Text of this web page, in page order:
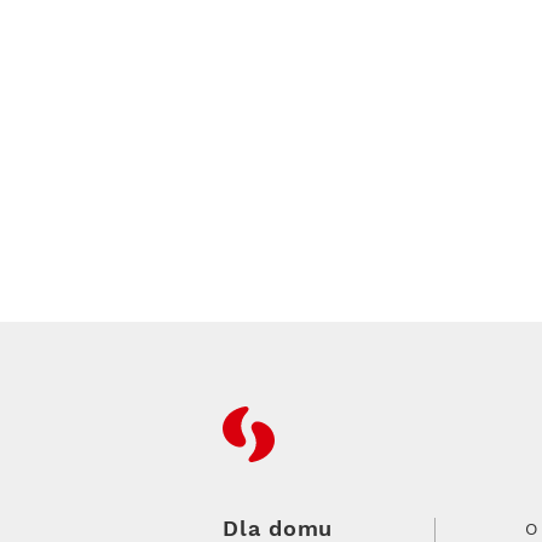
RFC
Dla domu